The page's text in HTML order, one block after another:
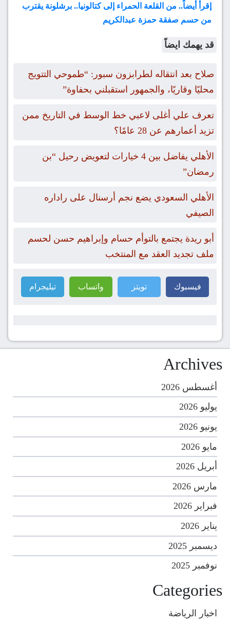
إقرأ أيضاً.. من القلعة الحمراء إلى كتالونيا.. برشلونة يقترب
من حسم صفقة حمزة عبدالكريم
قد يهمك ايضاً
صلاح بعد انتقاله لطرابزون سبور: “طموحي التتويج
محليًا وقاريًا، والجمهور استقبلني بحفاوة”
تعرف علي أغلى لاعبي خط الوسط في التاريخ ممن
تزيد أعمارهم عن 28 عامًا؟
الأهلي يفاضل بين 4 خيارات لتعويض رحيل “بن
رمضان”
الأهلي السعودي يضع نجم أرسنال على راداره
الصيفي
أبو ريدة يجتمع بالتوأم حسام وإبراهيم حسن لحسم
ملف تجديد العقد مع المنتخب
فيسبوك تويتر واتساب تيليجرام
Archives
أغسطس 2026
يوليو 2026
يونيو 2026
مايو 2026
أبريل 2026
مارس 2026
فبراير 2026
يناير 2026
ديسمبر 2025
نوفمبر 2025
Categories
اخبار الرياضة